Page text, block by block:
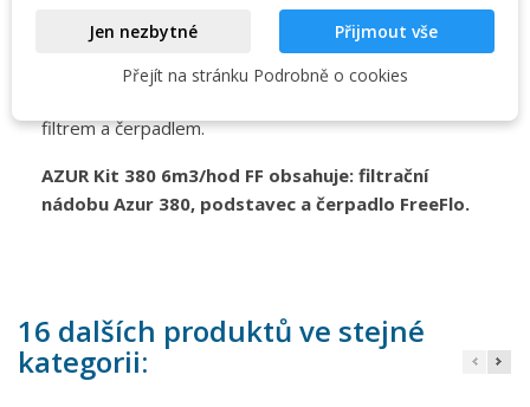
podstavec pod samotný filtr nebo základovou paletu s
místem pro umístění čerpadla. U kitů lze individuálně
zvolit mezi čerpadly FREEFLO, PREVA a BETTAR. Dále
filtrem a čerpadlem.
AZUR Kit 380 6m3/hod FF obsahuje: filtrační
nádobu Azur 380, podstavec a čerpadlo FreeFlo.
16 dalších produktů ve stejné
kategorii:
Jen nezbytné
Přijmout vše
Přejít na stránku Podrobně o cookies